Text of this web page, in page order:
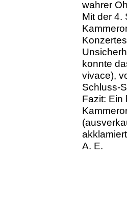
wahrer
Mit der 4.
konnte
vivace),
Schluss-
Fazit: Ein
A. E.